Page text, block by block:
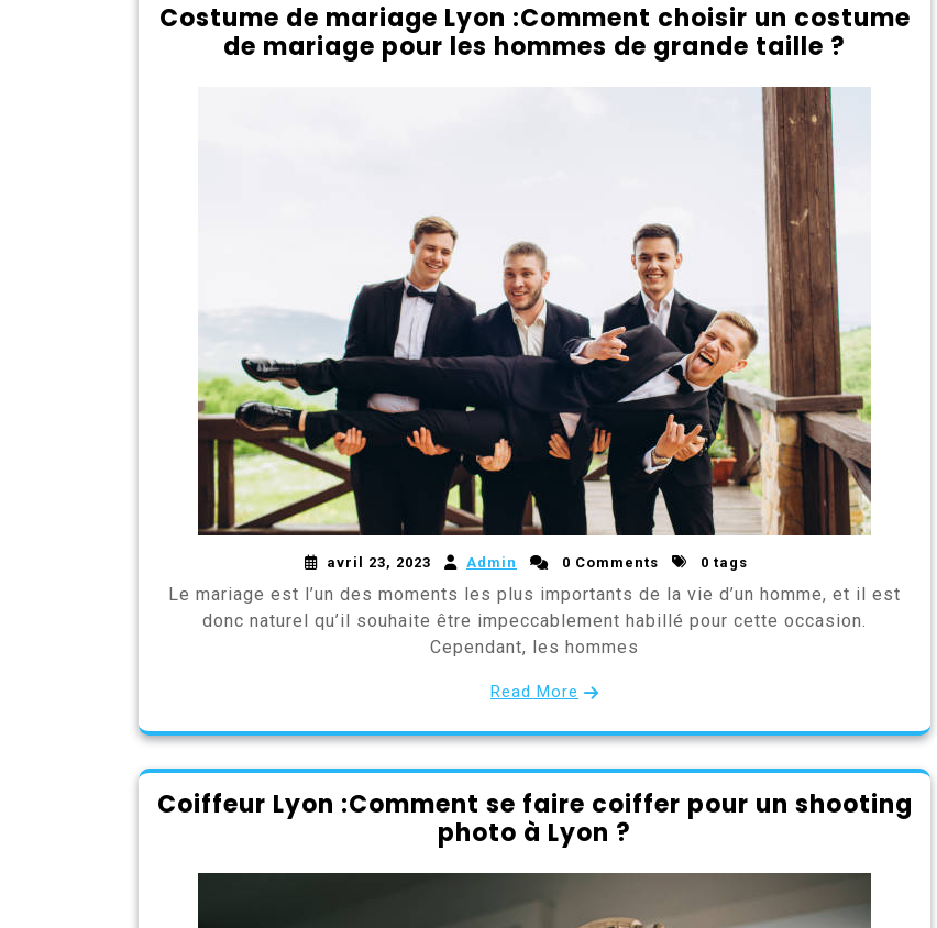
Costume de mariage Lyon :Comment choisir un costume
de mariage pour les hommes de grande taille ?
avril 23, 2023 Admin 0 Comments 0 tags
Le mariage est l’un des moments les plus importants de la vie d’un homme, et il est
donc naturel qu’il souhaite être impeccablement habillé pour cette occasion.
Cependant, les hommes
Read More
Coiffeur Lyon :Comment se faire coiffer pour un shooting
photo à Lyon ?